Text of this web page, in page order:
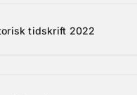
tidskrift 2022